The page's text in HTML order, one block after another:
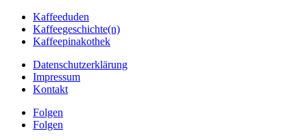
Kaffeeduden
Kaffeegeschichte(n)
Kaffeepinakothek
Datenschutzerklärung
Impressum
Kontakt
Folgen
Folgen